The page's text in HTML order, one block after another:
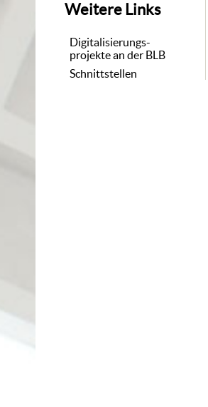
Weitere Links
Digitalisierungs-
projekte an der BLB
Schnittstellen